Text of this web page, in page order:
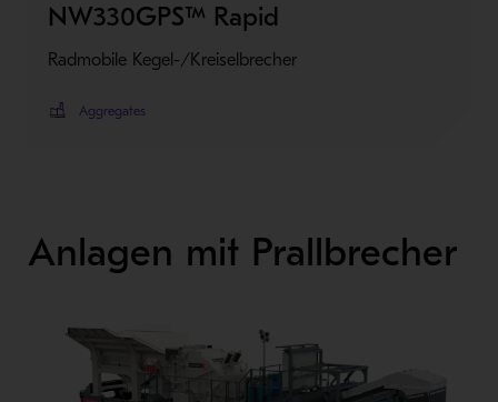
NW330GPS™ Rapid
Radmobile Kegel-/Kreiselbrecher
Aggregates
Anlagen mit Prallbrecher